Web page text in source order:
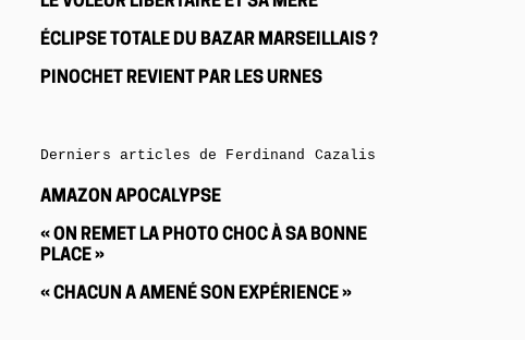
ÉCLIPSE TOTALE DU BAZAR MARSEILLAIS ?
PINOCHET REVIENT PAR LES URNES
Derniers articles de Ferdinand Cazalis
AMAZON APOCALYPSE
« ON REMET LA PHOTO CHOC À SA BONNE
PLACE »
« CHACUN A AMENÉ SON EXPÉRIENCE »